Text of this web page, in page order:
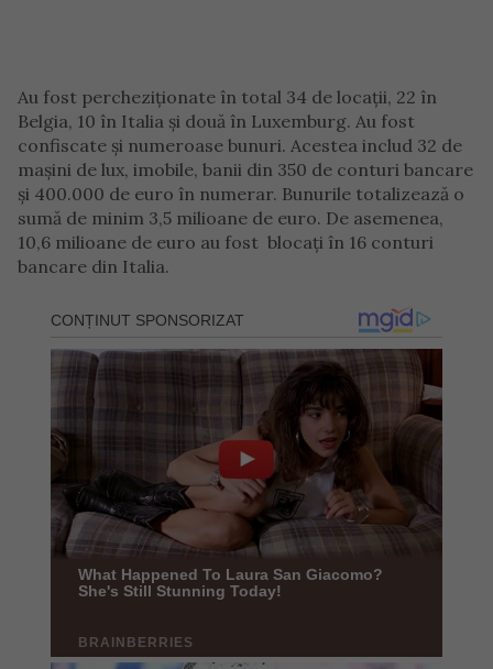
Au fost percheziționate în total 34 de locații, 22 în
Belgia, 10 în Italia și două în Luxemburg. Au fost
confiscate și numeroase bunuri. Acestea includ 32 de
mașini de lux, imobile, banii din 350 de conturi bancare
și 400.000 de euro în numerar. Bunurile totalizează o
sumă de minim 3,5 milioane de euro. De asemenea,
10,6 milioane de euro au fost blocați în 16 conturi
bancare din Italia.